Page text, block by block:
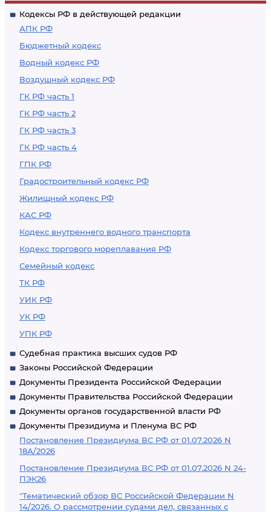
Кодексы РФ в действующей редакции
АПК РФ
Бюджетный кодекс
Водный кодекс РФ
Воздушный кодекс РФ
ГК РФ часть 1
ГК РФ часть 2
ГК РФ часть 3
ГК РФ часть 4
ГПК РФ
Градостроительный кодекс РФ
Жилищный кодекс РФ
КАС РФ
Кодекс внутреннего водного транспорта
Кодекс торгового мореплавания РФ
Семейный кодекс
ТК РФ
УИК РФ
УК РФ
УПК РФ
Судебная практика высших судов РФ
Законы Российской Федерации
Документы Президента Российской Федерации
Документы Правительства Российской Федерации
Документы органов государственной власти РФ
Документы Президиума и Пленума ВС РФ
Постановление Президиума ВС РФ от 01.07.2026 N
18А/2026
Постановление Президиума ВС РФ от 01.07.2026 N 24-
ПЭК26
"Тематический обзор ВС Российской Федерации N
14/2026. О рассмотрении судами дел, связанных с